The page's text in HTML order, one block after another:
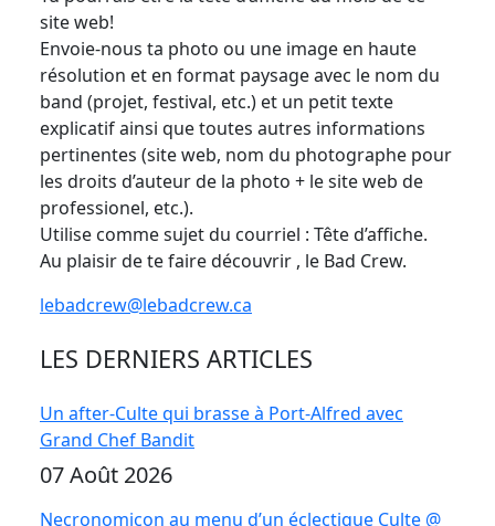
site web!
Envoie-nous ta photo ou une image en haute
résolution et en format paysage avec le nom du
band (projet, festival, etc.) et un petit texte
explicatif ainsi que toutes autres informations
pertinentes (site web, nom du photographe pour
les droits d’auteur de la photo + le site web de
professionel, etc.).
Utilise comme sujet du courriel : Tête d’affiche.
Au plaisir de te faire découvrir , le Bad Crew.
lebadcrew@lebadcrew.ca
LES DERNIERS ARTICLES
Un after-Culte qui brasse à Port-Alfred avec
Grand Chef Bandit
07 Août 2026
Necronomicon au menu d’un éclectique Culte @